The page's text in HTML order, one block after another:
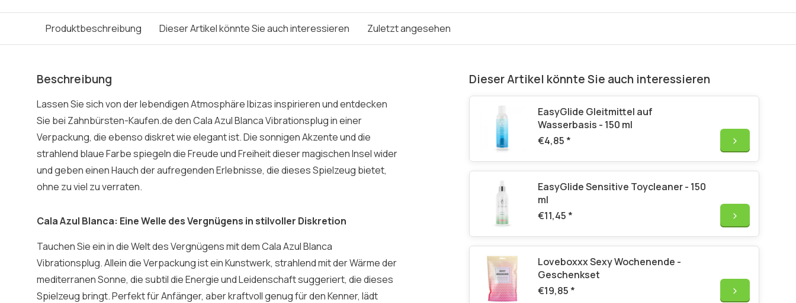
Produktbeschreibung Dieser Artikel könnte Sie auch interessieren Zuletzt angesehen
Beschreibung
Lassen Sie sich von der lebendigen Atmosphäre Ibizas inspirieren und entdecken
Sie bei Zahnbürsten-Kaufen.de den Cala Azul Blanca Vibrationsplug in einer
Verpackung, die ebenso diskret wie elegant ist. Die sonnigen Akzente und die
strahlend blaue Farbe spiegeln die Freude und Freiheit dieser magischen Insel wider
und geben einen Hauch der aufregenden Erlebnisse, die dieses Spielzeug bietet,
ohne zu viel zu verraten.
Cala Azul Blanca: Eine Welle des Vergnügens in stilvoller Diskretion
Tauchen Sie ein in die Welt des Vergnügens mit dem Cala Azul Blanca
Vibrationsplug. Allein die Verpackung ist ein Kunstwerk, strahlend mit der Wärme der
mediterranen Sonne, die subtil die Energie und Leidenschaft suggeriert, die dieses
Spielzeug bringt. Perfekt für Anfänger, aber kraftvoll genug für den Kenner, lädt
Dieser Artikel könnte Sie auch interessieren
EasyGlide Gleitmittel auf
Wasserbasis - 150 ml
€4,85 *
EasyGlide Sensitive Toycleaner - 150
ml
€11,45 *
Loveboxxx Sexy Wochenende -
Geschenkset
€19,85 *